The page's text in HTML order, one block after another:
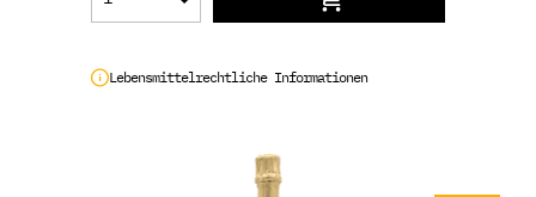
Lebensmittelrechtliche Informationen